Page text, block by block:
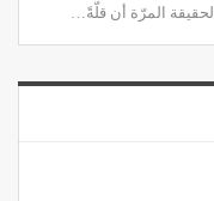
الحقيقة المرّة أن قلّةً…